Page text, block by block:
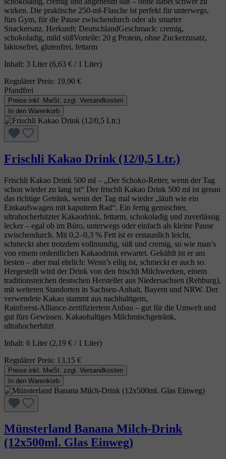
wirken. Die praktische 250‑ml‑Flasche ist perfekt für unterwegs,
fürs Gym, für die Pause zwischendurch oder als smarter
Snackersatz. Herkunft: DeutschlandGeschmack: cremig,
schokoladig, mild süßVorteile: 20 g Protein, ohne Zuckerzusatz,
laktosefrei, glutenfrei, fettarm
Inhalt: 3 Liter (6,63 € / 1 Liter)
Regulärer Preis: 19,90 €
Pfandfrei
Preise inkl. MwSt. zzgl. Versandkosten
In den Warenkorb
Frischli Kakao Drink (12/0,5 Ltr.)
Frischli Kakao Drink 500 ml – „Der Schoko‑Retter, wenn der Tag
schon wieder zu lang ist“ Der frischli Kakao Drink 500 ml ist genau
das richtige Getränk, wenn der Tag mal wieder „läuft wie ein
Einkaufswagen mit kaputtem Rad“. Ein fertig gemischter,
ultrahocherhitzter Kakaodrink, fettarm, schokoladig und zuverlässig
lecker – egal ob im Büro, unterwegs oder einfach als kleine Pause
zwischendurch. Mit 0,2–0,3 % Fett ist er erstaunlich leicht,
schmeckt aber trotzdem vollmundig, süß und cremig, so wie man’s
von einem ordentlichen Kakaodrink erwartet. Gekühlt ist er am
besten – aber mal ehrlich: Wenn’s eilig ist, schmeckt er auch so.
Hergestellt wird der Drink von den frischli Milchwerken, einem
traditionsreichen deutschen Hersteller aus Niedersachsen (Rehburg),
mit weiteren Standorten in Sachsen‑Anhalt, Bayern und NRW. Der
verwendete Kakao stammt aus nachhaltigem,
Rainforest‑Alliance‑zertifiziertem Anbau – gut für die Umwelt und
gut fürs Gewissen. Kakaohaltiges Milchmischgetränk,
ultrahocherhitzt
Inhalt: 6 Liter (2,19 € / 1 Liter)
Regulärer Preis: 13,15 €
Preise inkl. MwSt. zzgl. Versandkosten
In den Warenkorb
Münsterland Banana Milch-Drink
(12x500ml. Glas Einweg)